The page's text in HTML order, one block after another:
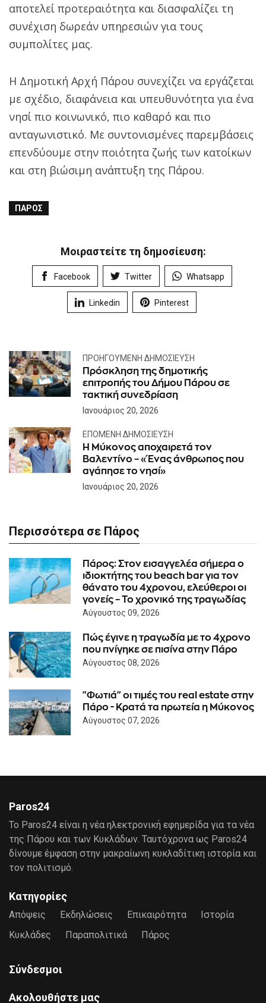
αποτελεί προτεραιότητα και διασφαλίζει τη
συνέχιση δωρεάν υπηρεσιών για τους
συμπολίτες μας.
Η Δημοτική Αρχή Πάρου συνεχίζει να εργάζεται
με σχέδιο, διαφάνεια και υπευθυνότητα για ένα
νησί πιο κοινωνικό, πιο καθαρό και πιο
ανταγωνιστικό. Με συντονισμένες παρεμβάσεις
επενδύουμε στην ποιότητα ζωής των κατοίκων
και στη βιώσιμη ανάπτυξη της Πάρου.
ΠΆΡΟΣ
Μοιραστείτε τη δημοσίευση:
Facebook Twitter Whatsapp
Linkedin Pinterest
ΠΡΟΗΓΟΎΜΕΝΗ ΔΗΜΟΣΊΕΥΣΗ
Πρόσκληση της δημοτικής
επιτροπής του Δήμου Πάρου σε
τακτική συνεδρίαση
Ιανουάριος 20, 2026
ΕΠΌΜΕΝΗ ΔΗΜΟΣΊΕΥΣΗ
Η Μύκονος αποχαιρετά τον
Βαλεντίνο – «Ένας άνθρωπος που
αγάπησε το νησί»
Ιανουάριος 20, 2026
Περισσότερα σε Πάρος
Πάρος: Στον εισαγγελέα σήμερα ο
ιδιοκτήτης του beach bar για τον
θάνατο του 4χρονου, ελεύθεροι οι
γονείς – Το χρονικό της τραγωδίας
Αύγουστος 09, 2026
Πώς έγινε η τραγωδία με το 4χρονο
που πνίγηκε σε πισίνα στην Πάρο
Αύγουστος 08, 2026
"Φωτιά" οι τιμές του real estate στην
Πάρο - Κρατά τα πρωτεία η Μύκονος
Αύγουστος 07, 2026
Paros24
Το Paros24 είναι η νέα ηλεκτρονική εφημερίδα για τα νέα
της Πάρου και των Κυκλάδων. Ταυτόχρονα ως Paros24
δίνουμε έμφαση στην μακραίωνη κυκλαδίτικη ιστορία και
τον πολιτισμό.
Κατηγορίες
Απόψεις Εκδηλώσεις Επικαιρότητα
Ιστορία
Κυκλάδες
Παραπολιτικά Πάρος
Σύνδεσμοι
Ακολουθήστε μας